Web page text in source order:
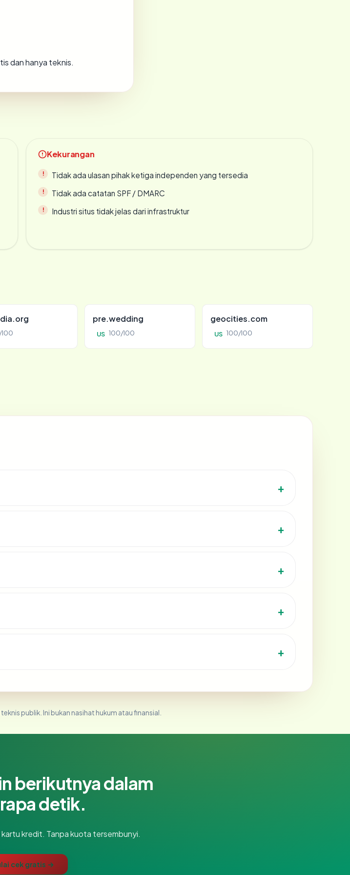
dan hanya teknis.
Kekurangan
Tidak ada ulasan pihak ketiga independen yang tersedia
Tidak ada catatan SPF / DMARC
Industri situs tidak jelas dari infrastruktur
pre.wedding
US 100/100
geocities.com
US 100/100
publik. Ini bukan nasihat hukum atau finansial.
berikutnya dalam
detik.
kredit. Tanpa kuota tersembunyi.
cek gratis →